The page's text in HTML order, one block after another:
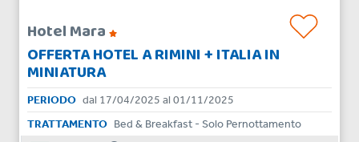
Hotel Mara
OFFERTA HOTEL A RIMINI + ITALIA IN
MINIATURA
PERIODO dal 17/04/2025 al 01/11/2025
TRATTAMENTO Bed & Breakfast - Solo Pernottamento